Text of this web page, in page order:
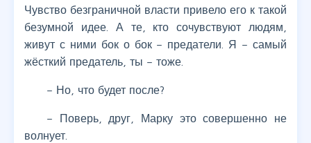
Чувство безграничной власти привело его к такой
безумной идее. А те, кто сочувствуют людям,
живут с ними бок о бок – предатели. Я – самый
жёсткий предатель, ты – тоже.
– Но, что будет после?
– Поверь, друг, Марку это совершенно не
волнует.